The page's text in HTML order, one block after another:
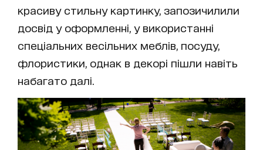
красиву стильну картинку, запозичилили
досвід у оформленні, у використанні
спеціальних весільних меблів, посуду,
флористики, однак в декорі пішли навіть
набагато далі.